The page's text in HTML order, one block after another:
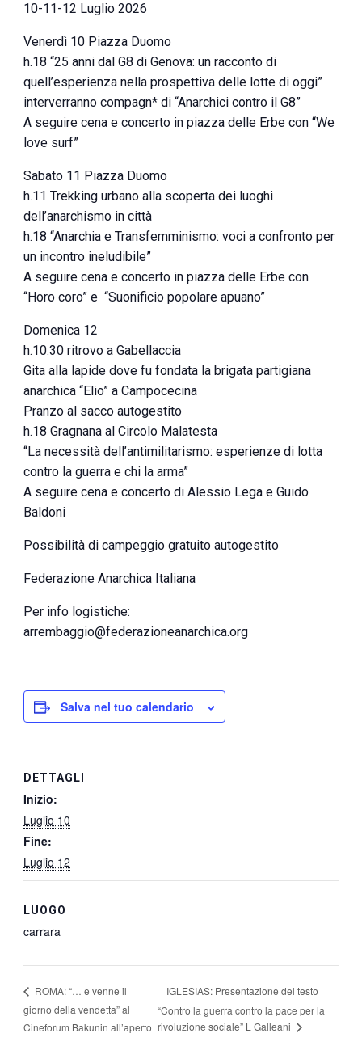
10-11-12 Luglio 2026
Venerdì 10 Piazza Duomo
h.18 “25 anni dal G8 di Genova: un racconto di
quell’esperienza nella prospettiva delle lotte di oggi”
interverranno compagn* di “Anarchici contro il G8”
A seguire cena e concerto in piazza delle Erbe con “We
love surf”
Sabato 11 Piazza Duomo
h.11 Trekking urbano alla scoperta dei luoghi
dell’anarchismo in città
h.18 “Anarchia e Transfemminismo: voci a confronto per
un incontro ineludibile”
A seguire cena e concerto in piazza delle Erbe con
“Horo coro” e “Suonificio popolare apuano”
Domenica 12
h.10.30 ritrovo a Gabellaccia
Gita alla lapide dove fu fondata la brigata partigiana
anarchica “Elio” a Campocecina
Pranzo al sacco autogestito
h.18 Gragnana al Circolo Malatesta
“La necessità dell’antimilitarismo: esperienze di lotta
contro la guerra e chi la arma”
A seguire cena e concerto di Alessio Lega e Guido
Baldoni
Possibilità di campeggio gratuito autogestito
Federazione Anarchica Italiana
Per info logistiche:
arrembaggio@federazioneanarchica.org
Salva nel tuo calendario
DETTAGLI
Inizio:
Luglio 10
Fine:
Luglio 12
LUOGO
carrara
ROMA: “… e venne il
giorno della vendetta” al
Cineforum Bakunin all’aperto
IGLESIAS: Presentazione del testo
“Contro la guerra contro la pace per la
rivoluzione sociale” L Galleani